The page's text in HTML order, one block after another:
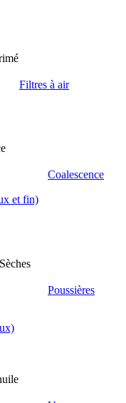
Filtres à air
Coalescence
et fin)
Poussières